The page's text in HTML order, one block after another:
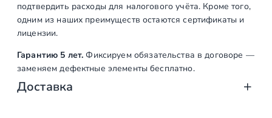
подтвердить расходы для налогового учёта. Кроме того,
одним из наших преимуществ остаются сертификаты и
лицензии.
Гарантию 5 лет. Фиксируем обязательства в договоре —
заменяем дефектные элементы бесплатно.
Доставка